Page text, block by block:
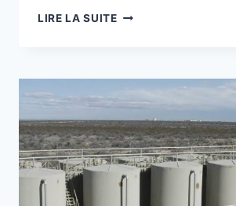
LIRE LA SUITETRANSFORMATION
ET
ET
VISUALISATION
DES
DONNÉES